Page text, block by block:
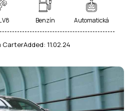
V8 Benzín Automatická
CarterAdded: 11.02.24